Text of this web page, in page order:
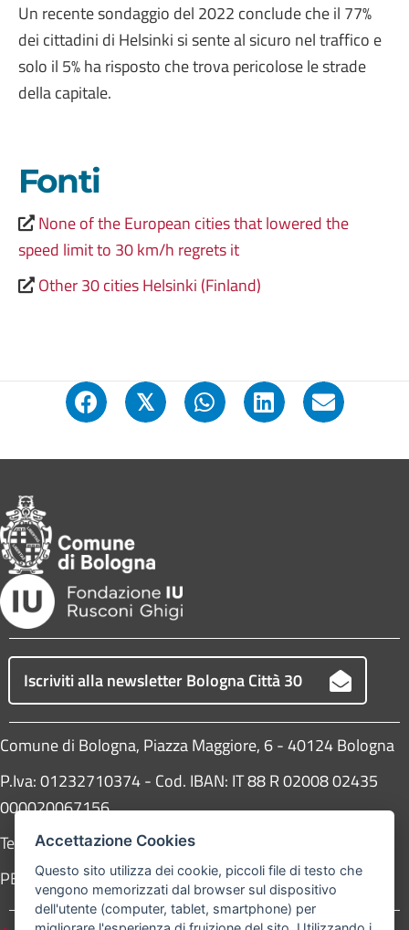
Un recente sondaggio del 2022 conclude che il 77%
dei cittadini di Helsinki si sente al sicuro nel traffico e
solo il 5% ha risposto che trova pericolose le strade
della capitale.
Fonti
None of the European cities that lowered the
speed limit to 30 km/h regrets it
Other 30 cities Helsinki (Finland)
𝕏
Iscriviti alla newsletter Bologna Città 30
Comune di Bologna, Piazza Maggiore, 6 - 40124 Bologna
P.Iva: 01232710374 - Cod. IBAN: IT 88 R 02008 02435
000020067156
Telefono:051203040
PEC: protocollogenerale@pec.comune.bologna.it
Accettazione Cookies
Questo sito utilizza dei cookie, piccoli file di testo che
vengono memorizzati dal browser sul dispositivo
dell'utente (computer, tablet, smartphone) per